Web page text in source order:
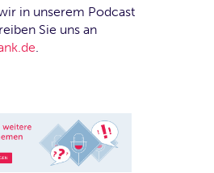
in unserem Podcast
Sie uns an
.